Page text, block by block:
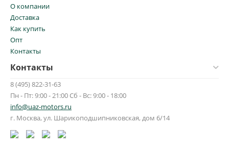
О компании
Доставка
Как купить
Опт
Контакты
Контакты
8 (495) 822-31-63
Пн - Пт: 9:00 - 21:00 Сб - Вс: 9:00 - 18:00
info@uaz-motors.ru
г. Москва, ул. Шарикоподшипниковская, дом 6/14